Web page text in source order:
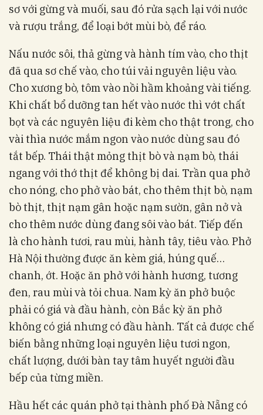
sơ với gừng và muối, sau đó rửa sạch lại với nước
và rượu trắng, để loại bớt mùi bò, để ráo.
Nấu nước sôi, thả gừng và hành tím vào, cho thịt
đã qua sơ chế vào, cho túi vải nguyên liệu vào.
Cho xương bò, tôm vào nồi hầm khoảng vài tiếng.
Khi chất bổ dưỡng tan hết vào nước thì vớt chất
bọt và các nguyên liệu đi kèm cho thật trong, cho
vài thìa nước mắm ngon vào nước dùng sau đó
tắt bếp. Thái thật mỏng thịt bò và nạm bò, thái
ngang với thớ thịt để không bị dai. Trần qua phở
cho nóng, cho phở vào bát, cho thêm thịt bò, nạm
bò thịt, thịt nạm gân hoặc nạm sườn, gân nở và
cho thêm nước dùng đang sôi vào bát. Tiếp đến
là cho hành tươi, rau mùi, hành tây, tiêu vào. Phở
Hà Nội thường được ăn kèm giá, húng quế…
chanh, ớt. Hoặc ăn phở với hành hương, tương
đen, rau mùi và tỏi chua. Nam kỳ ăn phở buộc
phải có giá và đầu hành, còn Bắc kỳ ăn phở
không có giá nhưng có đầu hành. Tất cả được chế
biến bằng những loại nguyên liệu tươi ngon,
chất lượng, dưới bàn tay tâm huyết người đầu
bếp của từng miền.
Hầu hết các quán phở tại thành phố Đà Nẵng có